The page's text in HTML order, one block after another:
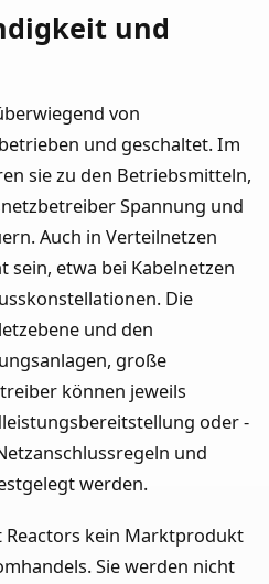
und
von
und geschaltet. Im
sie zu den Betriebsmitteln,
Spannung und
Auch in Verteilnetzen
sein, etwa bei Kabelnetzen
Die
und den
große
können jeweils
oder -
und
werden.
kein Marktprodukt
Sie werden nicht